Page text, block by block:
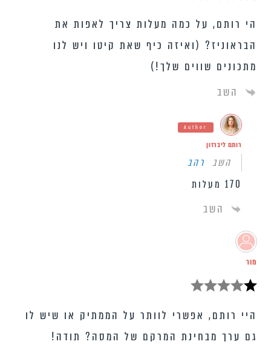
הי רותם, על כמה מעלות צריך לאפות את
הבראוניז? (ואיזה כיף שאת קיטו ויש לנו
מתכונים שווים שלך!)
השב
Author
רותם ליברזון
השב רהב
170 מעלות
השב
מור
היי רותם, אפשרי לוותר על הממתיק או שיש לו
גם ערך מבחינת המרקם של המסה? תודה!